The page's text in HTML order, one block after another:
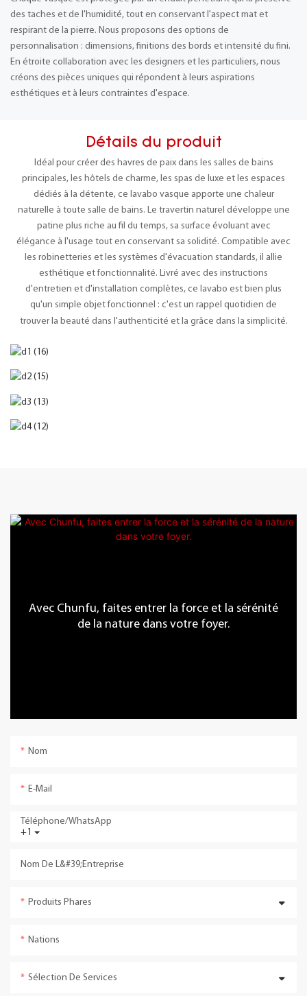
des taches et de l'humidité, tout en conservant l'aspect mat et
respirant de la pierre. Nous proposons des options de
personnalisation : dimensions, finitions des bords et intensité du fini.
En étroite collaboration avec les designers et les particuliers, nous
créons des pièces uniques qui répondent à leurs aspirations
esthétiques et à leurs contraintes d'espace.
Détails du produit
Idéal pour créer des havres de paix dans les salles de bains
principales, les hôtels de charme, les spas de luxe et les espaces
dédiés à la détente, ce lavabo vasque apporte une chaleur
naturelle à toute salle de bains. Le travertin naturel développe une
patine plus riche au fil du temps, sa surface évoluant avec
élégance à l'usage tout en conservant sa solidité. Compatible avec
les robinetteries et les systèmes d'évacuation standards, il allie
esthétique et fonctionnalité. Livré avec des instructions
d'entretien et d'installation complètes, ce lavabo est bien plus
qu'un simple objet fonctionnel : c'est un rappel quotidien de
trouver la beauté dans l'authenticité et la grâce dans la simplicité.
Avec Chunfu, faites entrer la force et la sérénité
de la nature dans votre foyer.
Nom
E-Mail
+1
Téléphone/WhatsApp
Nom De L&#39;entreprise
Produits Phares
Nations
Sélection De Services